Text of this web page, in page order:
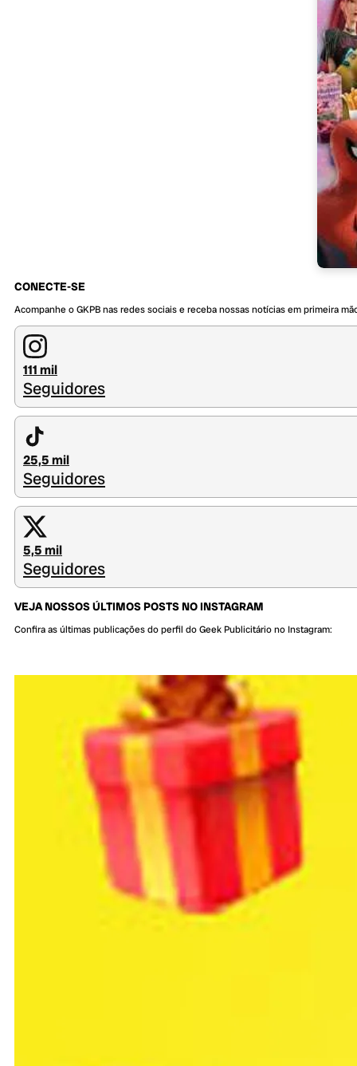
CONECTE-SE
Acompanhe o GKPB nas redes sociais e receba nossas notícias em primeira
111 mil
Seguidores
25,5 mil
Seguidores
5,5 mil
Seguidores
VEJA NOSSOS ÚLTIMOS POSTS NO INSTAGRAM
Confira as últimas publicações do perfil do Geek Publicitário no Instagram: